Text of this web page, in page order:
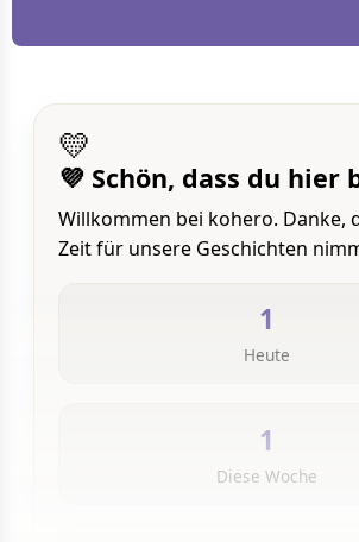
💛
💜 Schön, dass du hier
Willkommen bei kohero. Danke,
Zeit für unsere Geschichten
1
Heute
1
Diese Woche